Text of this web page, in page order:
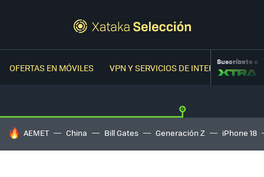
OFERTAS EN MÓVILES VPN Y SERVICIOS DE INTERNETSuscríbete a
HOY SE HABLA DE
AEMET China Bill Gates Generación Z iPhone 18